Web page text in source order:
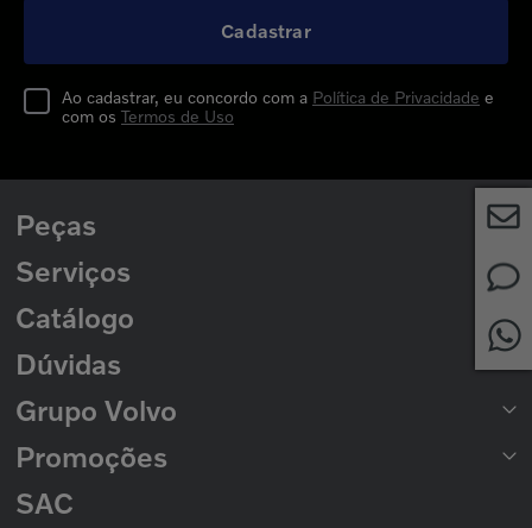
Cadastrar
Ao cadastrar, eu concordo com a Política de Privacidade e
com os Termos de Uso
Peças
Peças para Caminhões
Peças para Ônibus
Serviços
Rede de Concessionárias
2ª Via de Boleto
Catálogo
Catálogo de Peças
Catálogo Nacional de Motores
Dúvidas
Formas de Pagamento
Prazo de Entrega
Trocas e Devoluções
Política de Privacidade
Cookies
Política de Garantias
Grupo Volvo
Seminovos Volvo
Volvo Caminhões
Volvo Ônibus
Grupo Volvo
Promoções
Promoção Nacional
SAC